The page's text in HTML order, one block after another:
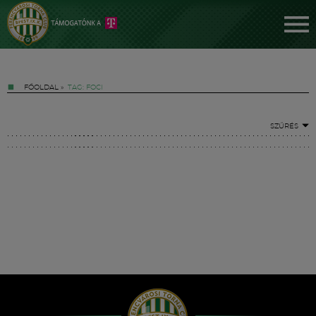
FŐOLDAL » TAG: FOCI
SZŰRÉS
Hírek